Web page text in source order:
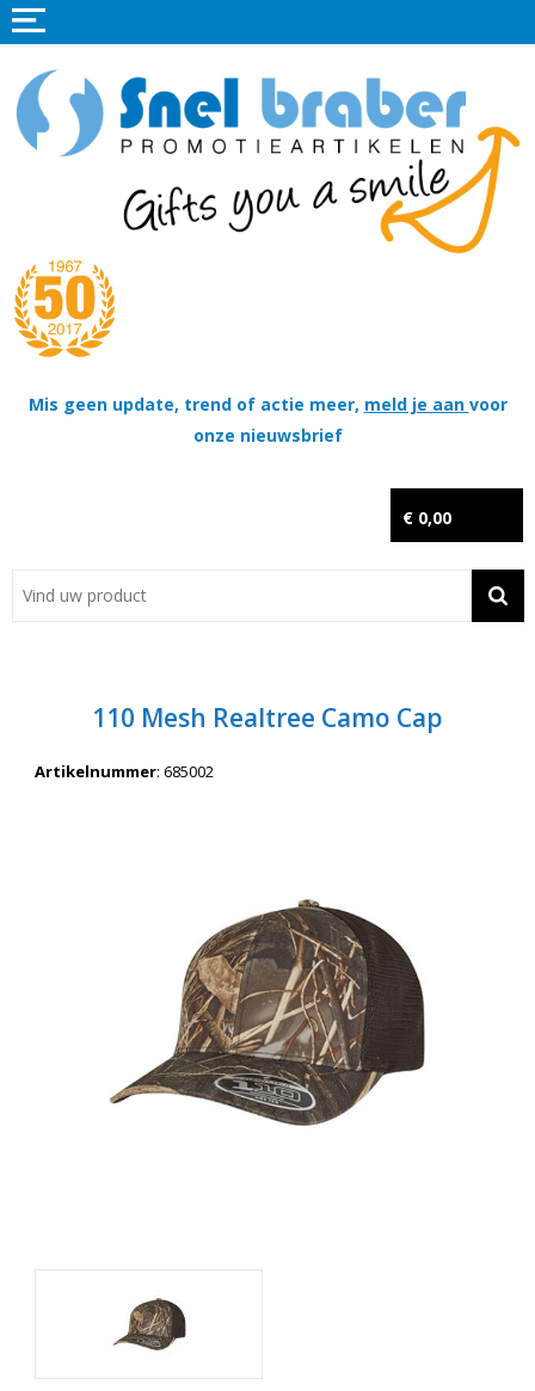
Mis geen update, trend of actie meer, meld je aan voor
onze nieuwsbrief
€ 0,00
Home
Promotieartikelen
Tassen
Thema's
Contact
Wil je snel een advies? Bel nu 053-7920045 of 06-55731304
110 Mesh Realtree Camo Cap
Artikelnummer: 685002